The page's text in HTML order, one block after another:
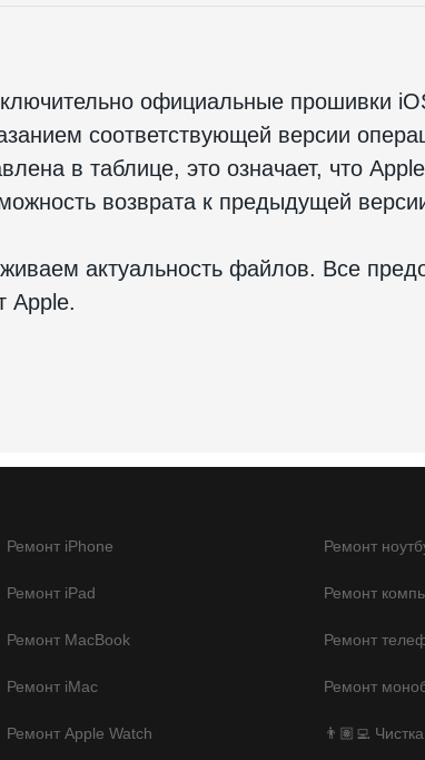
официальные прошивки
соответствующей версии
в таблице, это означает, что
возврата к предыдущей
актуальность файлов. Все
Apple.
Ремонт iPhone
Ремонт iPad
Ремонт MacBook
Ремонт iMac
Ремонт Apple Watch
Ремонт
Ремонт
Ремонт
Ремонт
👨🏽‍💻